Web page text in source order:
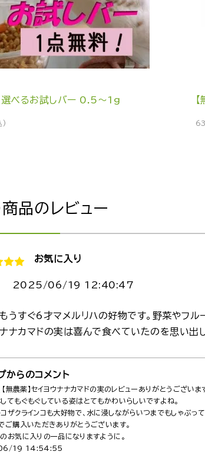
選べるお試しバー 0.5～1g
)
品のレビュー
お気に入り
2025/06/19 12:40:47
うすぐ6才マメルリハの好物です。野菜やフ
ナカマドの実は喜んで食べていたのを思い出し
からのコメント
無農薬】セイヨウナナカマドの実のレビューありがとうございます
てもぐもぐしている姿はとてもかわいらしいですよね。
ザクラインコも大好物で、水に浸しながらいつまでもしゃぶって
ご購入いただきありがとうございます。
お気に入りの一品になりますように。
19 14:54:55